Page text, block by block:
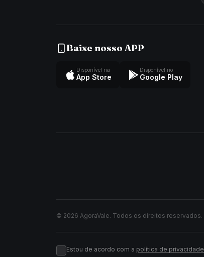
Baixe nosso APP
Disponível na
App Store
Disponível no
Google Play
© 2026 AgoraVale. Todos os direitos reservados.
Estou de acordo com a política de privacidade